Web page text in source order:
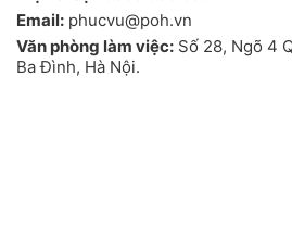
Email: phucvu@poh.vn
Văn phòng làm việc: Số 28, Ngõ 4
Ba Đình, Hà Nội.